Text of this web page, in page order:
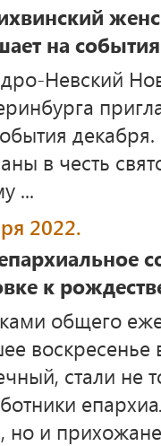
на
Невский
в честь
...
2022.
к
общего
воскресенье
стали не
но и